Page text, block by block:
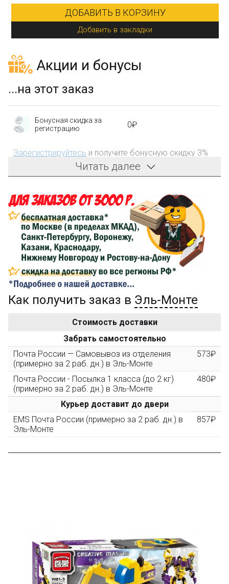
Акции и бонусы
...на этот заказ
Бонусная скидка за
регистрацию
0₽
Зарегистрируйтесь и получите бонусную скидку 3%
на первый заказ!
затрат на доставку
Сделайте заказ на сумму не менее 3 000₽, оплатите
его на карту Сбербанка и получите 150₽ на
компенсацию доставки.
...на следующий заказ
Золотая скидка
персональная
10%
3000 рублей, Вы получите постоянную скидку на все
повторные заказы - 10%
Скидка за обзор
(фото сборки) до 10%
Пришлите фото поэтапной сборки купленного
конструктора и получите дополнительную скидку
10% при покупке следующего набора (не дороже 10
Скидка за отзыв
на Яндекс.Маркете 150₽
Читать далее
Как получить заказ в Эль-Монте
Стоимость доставки
Забрать самостоятельно
Почта России — Самовывоз из отделения
(примерно за 2 раб. дн.) в Эль-Монте
573₽
Почта России - Посылка 1 класса (до 2 кг)
(примерно за 2 раб. дн.) в Эль-Монте
480₽
Курьер доставит до двери
EMS Почта России (примерно за 2 раб. дн.) в
Эль-Монте
857₽